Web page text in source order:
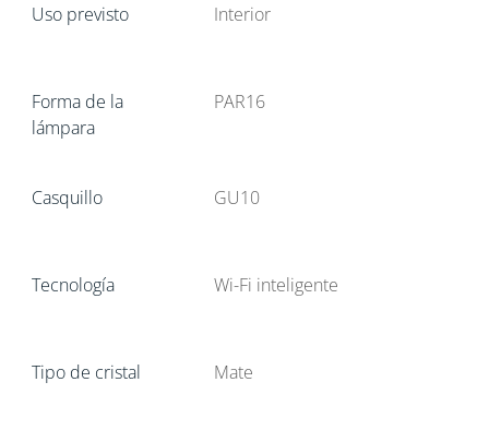
Uso previsto Interior
Forma de la
lámpara
PAR16
Casquillo GU10
Tecnología Wi-Fi inteligente
Tipo de cristal Mate